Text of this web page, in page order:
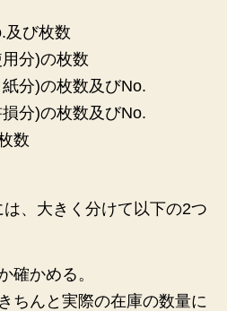
及び枚数
分)の枚数
分)の枚数及びNo.
分)の枚数及びNo.
数
、大きく分けて以下の2つ
確かめる。
ちんと実際の在庫の数量に